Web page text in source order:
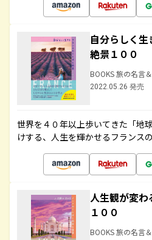
自分らしく
絶景１００
BOOKS 旅の名言
2022.05.26 発売
世界を４０年以上歩いてきた「地
けする、人生を輝かせるフランス
人生観が変わ
１００
BOOKS 旅の名言